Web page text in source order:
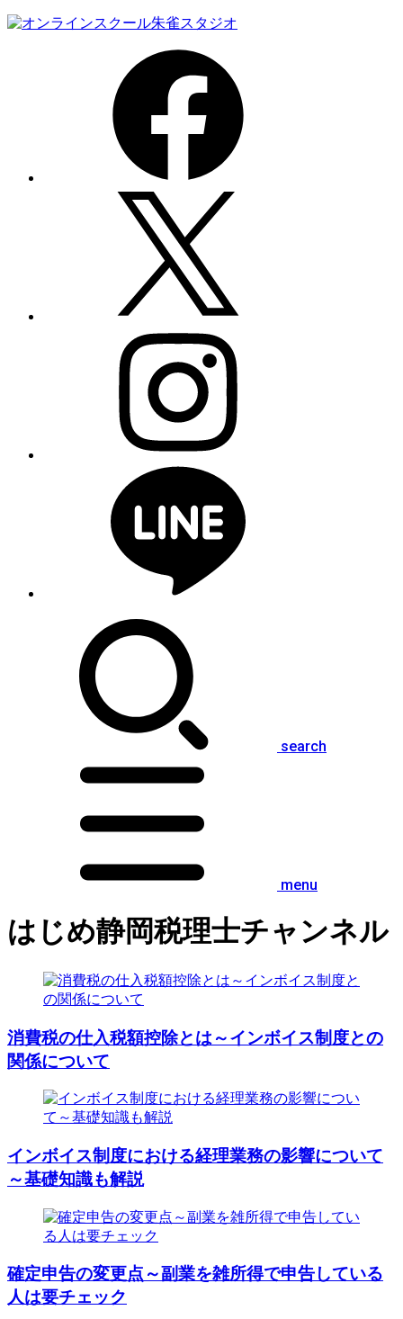
search
menu
はじめ静岡税理士チャンネル
消費税の仕入税額控除とは～インボイス制度との
関係について
インボイス制度における経理業務の影響について
～基礎知識も解説
確定申告の変更点～副業を雑所得で申告している
人は要チェック